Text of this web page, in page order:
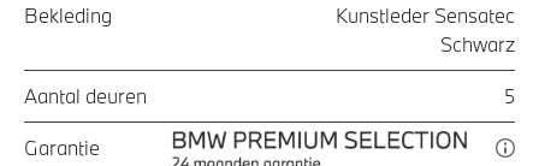
Bekleding
Kunstleder Sensatec
Schwarz
Aantal deuren 5
Garantie